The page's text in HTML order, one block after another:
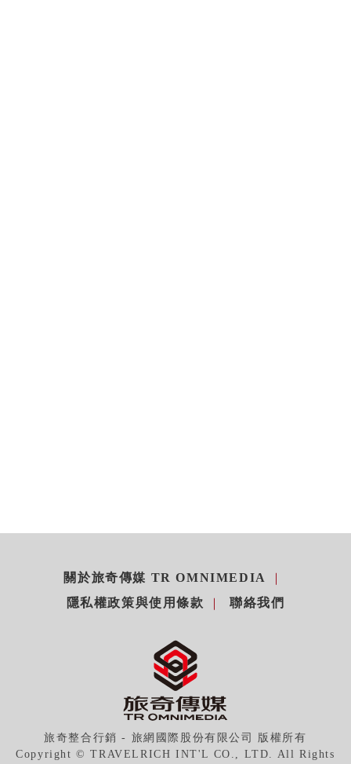
關於旅奇傳媒 TR OMNIMEDIA
隱私權政策與使用條款
聯絡我們
旅奇整合行銷 - 旅網國際股份有限公司 版權所有
Copyright © TRAVELRICH INT'L CO., LTD. All Rights